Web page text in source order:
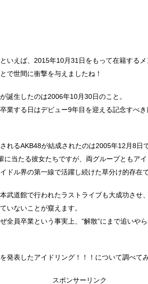
いえば、2015年10月31日をもって在籍する
で世間に衝撃を与えましたね！
誕生したのは2006年10月30日のこと。
業する日はデビュー9年目を迎える記念すべ
れるAKB48が結成されたのは2005年12月8日で
に当たる彼女たちですが、両グループともア
ドル界の第一線で活躍し続けた草分け的存在で
武道館で行われたラストライブも大成功させ
いないことが窺えます。
全員卒業という事実上、”解散”にまで追いや
発表したアイドリング！！！について調べて
スポンサーリンク